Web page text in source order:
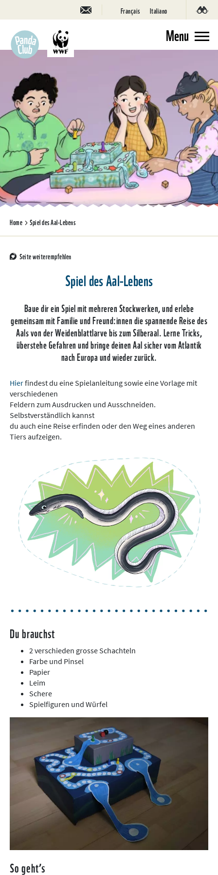
Français Italiano
Menu
Home Spiel des Aal-Lebens
Seite weiterempfehlen
Spiel des Aal-Lebens
Baue dir ein Spiel mit mehreren Stockwerken, und erlebe
gemeinsam mit Familie und Freund:innen die spannende Reise des
Aals von der Weidenblattlarve bis zum Silberaal. Lerne Tricks,
überstehe Gefahren und bringe deinen Aal sicher vom Atlantik
nach Europa und wieder zurück.
Hierfindest du eine Spielanleitung sowie eine Vorlage mit
verschiedenen
Feldern zum Ausdrucken und Ausschneiden.
Selbstverständlich kannst
du auch eine Reise erfinden oder den Weg eines anderen
Tiers aufzeigen.
Du brauchst
2 verschieden grosse Schachteln
Farbe und Pinsel
Papier
Leim
Schere
Spielfiguren und Würfel
So geht’s